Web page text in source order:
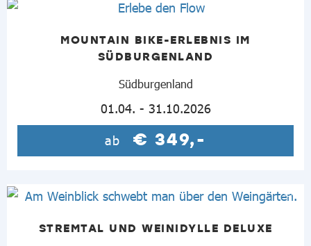
MOUNTAIN BIKE-ERLEBNIS IM
SÜDBURGENLAND
Südburgenland
01.04. - 31.10.2026
ab € 349,-
STREMTAL UND WEINIDYLLE DELUXE